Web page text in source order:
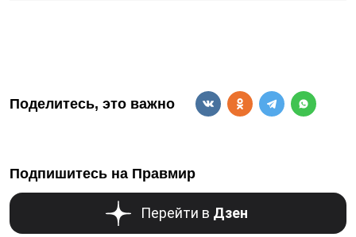
Поделитесь, это важно
Подпишитесь на Правмир
Перейти в Дзен